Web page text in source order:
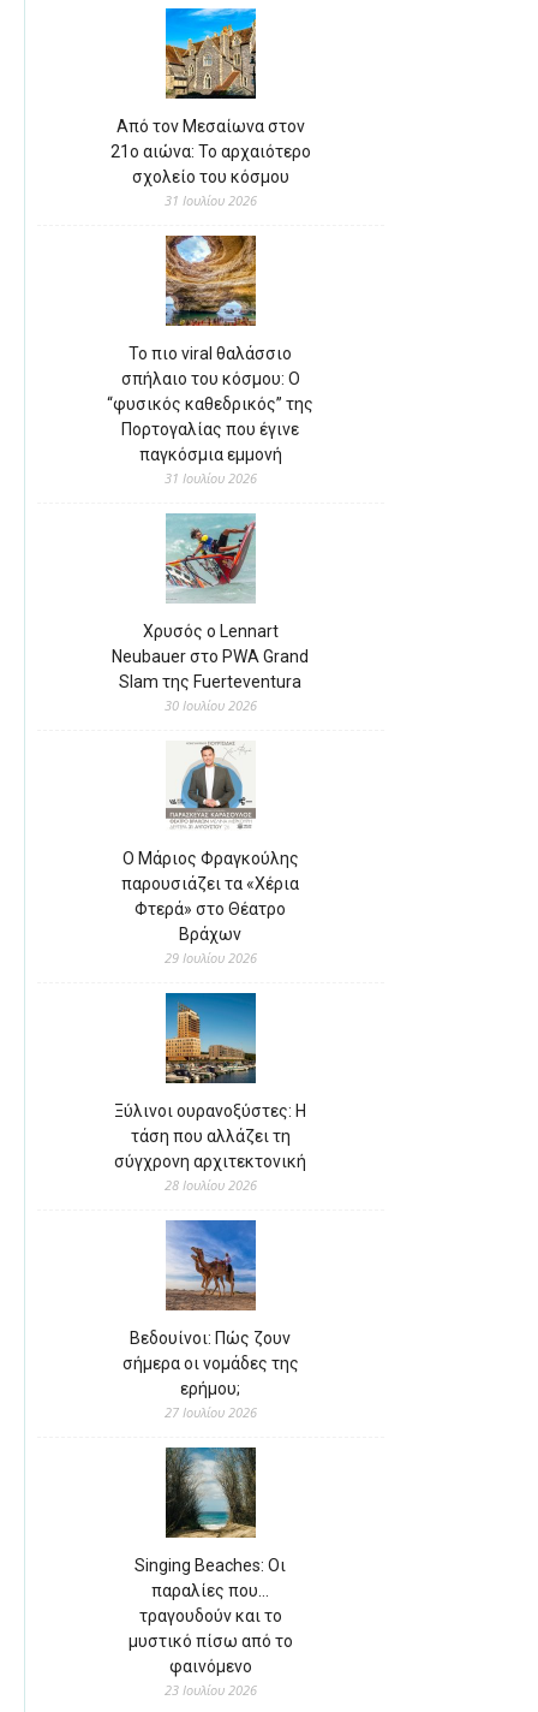
Από τον Μεσαίωνα στον
21ο αιώνα: Το αρχαιότερο
σχολείο του κόσμου
31 Ιουλίου 2026
Το πιο viral θαλάσσιο
σπήλαιο του κόσμου: Ο
“φυσικός καθεδρικός” της
Πορτογαλίας που έγινε
παγκόσμια εμμονή
31 Ιουλίου 2026
Χρυσός ο Lennart
Neubauer στο PWA Grand
Slam της Fuerteventura
30 Ιουλίου 2026
Ο Μάριος Φραγκούλης
παρουσιάζει τα «Χέρια
Φτερά» στο Θέατρο
Βράχων
29 Ιουλίου 2026
Ξύλινοι ουρανοξύστες: Η
τάση που αλλάζει τη
σύγχρονη αρχιτεκτονική
28 Ιουλίου 2026
Βεδουίνοι: Πώς ζουν
σήμερα οι νομάδες της
ερήμου;
27 Ιουλίου 2026
Singing Beaches: Οι
παραλίες που…
τραγουδούν και το
μυστικό πίσω από το
φαινόμενο
23 Ιουλίου 2026